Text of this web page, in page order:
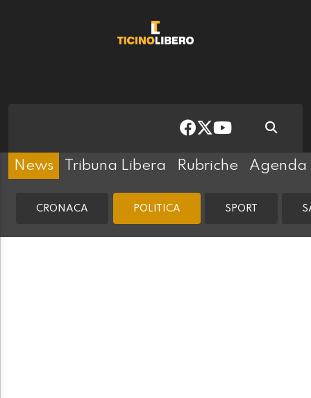
News Tribuna Libera Rubriche Agenda
CRONACA POLITICA SPORT